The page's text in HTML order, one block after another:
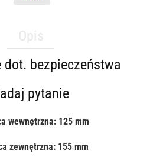
dot. bezpieczeństwa
pytanie
wewnętrzna: 125 mm
zewnętrzna: 155 mm